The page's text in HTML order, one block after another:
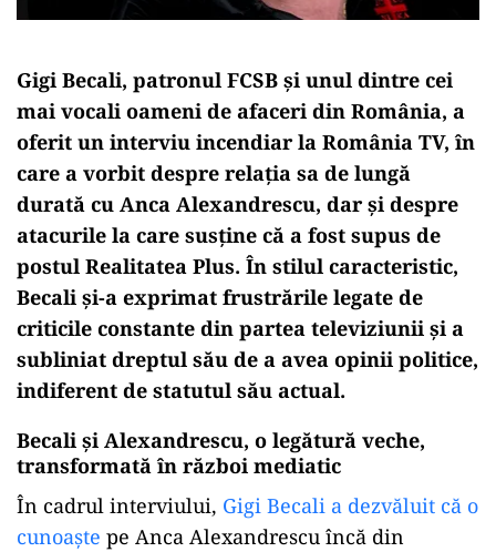
Gigi Becali, patronul FCSB și unul dintre cei
mai vocali oameni de afaceri din România, a
oferit un interviu incendiar la România TV, în
care a vorbit despre relația sa de lungă
durată cu Anca Alexandrescu, dar și despre
atacurile la care susține că a fost supus de
postul Realitatea Plus. În stilul caracteristic,
Becali și-a exprimat frustrările legate de
criticile constante din partea televiziunii și a
subliniat dreptul său de a avea opinii politice,
indiferent de statutul său actual.
Becali și Alexandrescu, o legătură veche,
transformată în război mediatic
În cadrul interviului, Gigi Becali a dezvăluit că o
cunoaște pe Anca Alexandrescu încă din